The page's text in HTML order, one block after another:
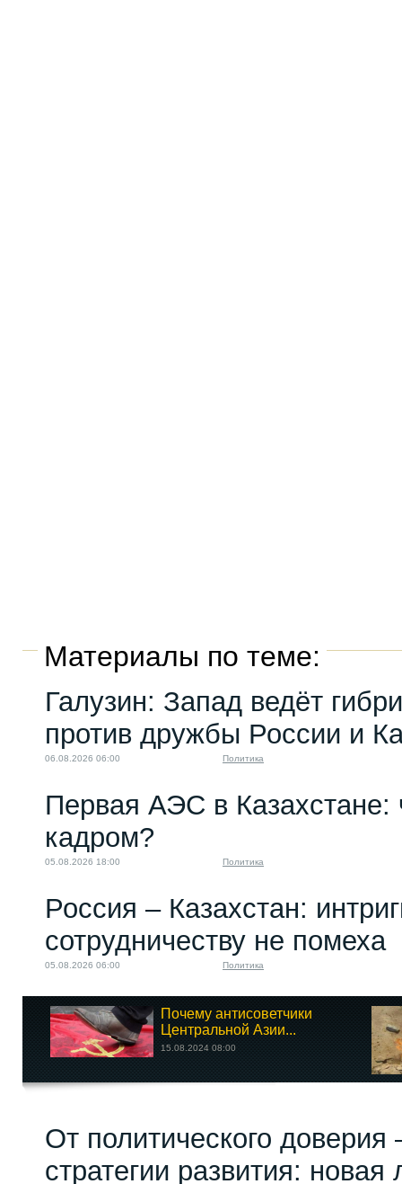
Материалы по теме:
Галузин: Запад ведёт
против дружбы России и
06.08.2026 06:00 Политика
Первая АЭС в Казахстане:
кадром?
05.08.2026 18:00 Политика
Россия – Казахстан:
сотрудничеству не помеха
05.08.2026 06:00 Политика
Почему антисоветчики
Центральной Азии...
15.08.2024 08:00
От политического
стратегии развития: новая